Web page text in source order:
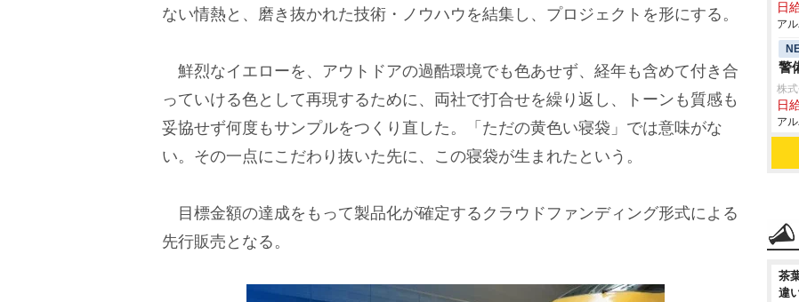
ない情熱と、磨き抜かれた技術・ノウハウを結集し、プロジェクトを形にする。
鮮烈なイエローを、アウトドアの過酷環境でも色あせず、経年も含めて付き合
っていける色として再現するために、両社で打合せを繰り返し、トーンも質感も
妥協せず何度もサンプルをつくり直した。「ただの黄色い寝袋」では意味がな
い。その一点にこだわり抜いた先に、この寝袋が生まれたという。
目標金額の達成をもって製品化が確定するクラウドファンディング形式による
先行販売となる。
日
ア
警
株
日
ア
茶
違